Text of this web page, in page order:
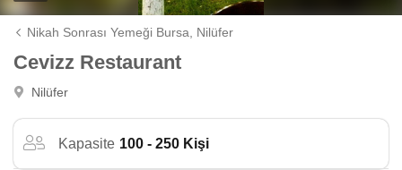
Nikah Sonrası Yemeği Bursa, Nilüfer
Cevizz Restaurant
Nilüfer
Kapasite 100 - 250 Kişi